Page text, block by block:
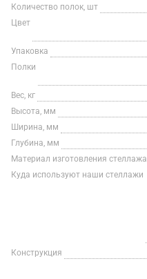
Количество полок, шт
Цвет
Упаковка
Полки
Вес, кг
Высота, мм
Ширина, мм
Глубина, мм
Материал изготовления стеллажа
Куда используют наши стеллажи
Конструкция